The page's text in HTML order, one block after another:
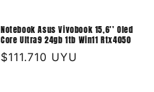
Notebook Asus Vivobook 15,6'' Oled
Core Ultra9 24gb 1tb Win11 Rtx4050
Precio
$111.710 UYU